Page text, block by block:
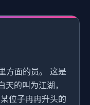
方面的员。 这是
的叫为江湖，
位子冉冉升头的